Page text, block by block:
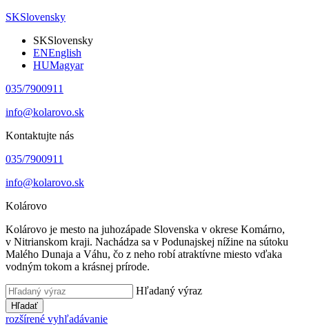
SKSlovensky
SKSlovensky
ENEnglish
HUMagyar
035/7900911
info@kolarovo.sk
Kontaktujte nás
035/7900911
info@kolarovo.sk
Kolárovo
Kolárovo je mesto na juhozápade Slovenska v okrese Komárno,
v Nitrianskom kraji. Nachádza sa v Podunajskej nížine na sútoku
Malého Dunaja a Váhu, čo z neho robí atraktívne miesto vďaka
vodným tokom a krásnej prírode.
Hľadaný výraz
Hľadať
rozšírené vyhľadávanie